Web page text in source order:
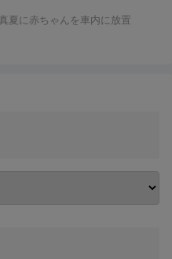
真夏に赤ちゃんを車内に放置